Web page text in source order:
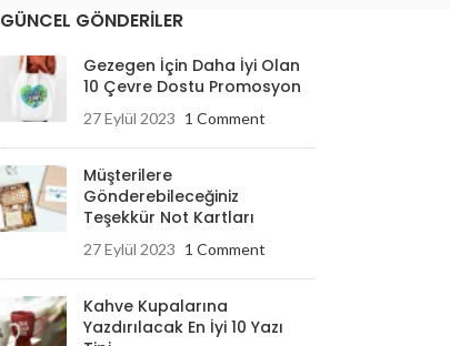
GÜNCEL GÖNDERİLER
Gezegen İçin Daha İyi Olan
10 Çevre Dostu Promosyon
27 Eylül 2023 1 Comment
Müşterilere
Gönderebileceğiniz
Teşekkür Not Kartları
27 Eylül 2023 1 Comment
Kahve Kupalarına
Yazdırılacak En İyi 10 Yazı